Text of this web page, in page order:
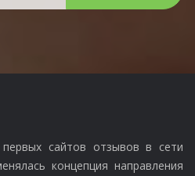
сайтов отзывов в сети
концепция направления